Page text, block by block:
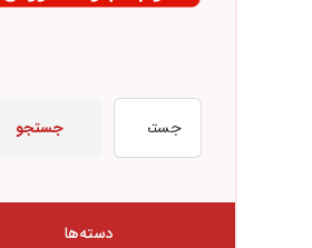
جستجو
دسته‌ها